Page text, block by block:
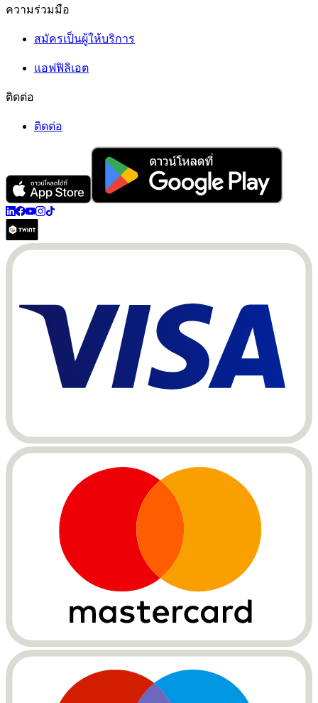
ความร่วมมือ
สมัครเป็นผู้ให้บริการ
แอฟฟิลิเอต
ติดต่อ
ติดต่อ